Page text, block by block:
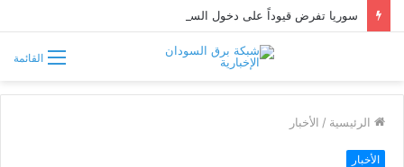
القائمة
الرئيسية / الأخبار
الأخبار